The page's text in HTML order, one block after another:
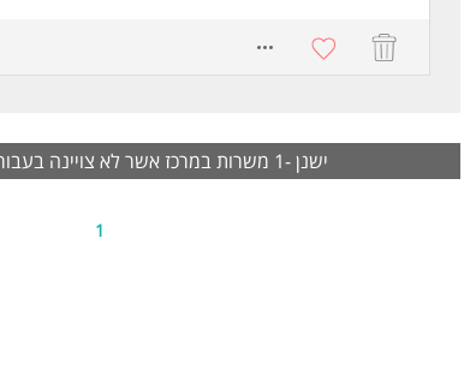
הסעות מסודרות מלוד ומאור יהודה.
עבודה בסביבת ייצור נקייה ונעימה, עם אפשרויות להתקדם.
יציבות תעסוקתית לטווח ארוך.
סביבת עבודה מקצועית ומשפחתית.
אפשרויות קידום למתאימים.
ישנן -1 משרות במרכז אשר לא צויינה בעבורן עיר
1